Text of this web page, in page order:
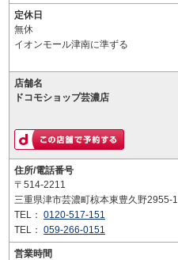
定休日
無休
イオンモール津南に準ずる
店舗名
ドコモショップ芸濃店
住所/電話番号
〒514-2211
三重県津市芸濃町椋本東豊久野2955-1
TEL： 0120-517-151
TEL： 059-266-0151
営業時間